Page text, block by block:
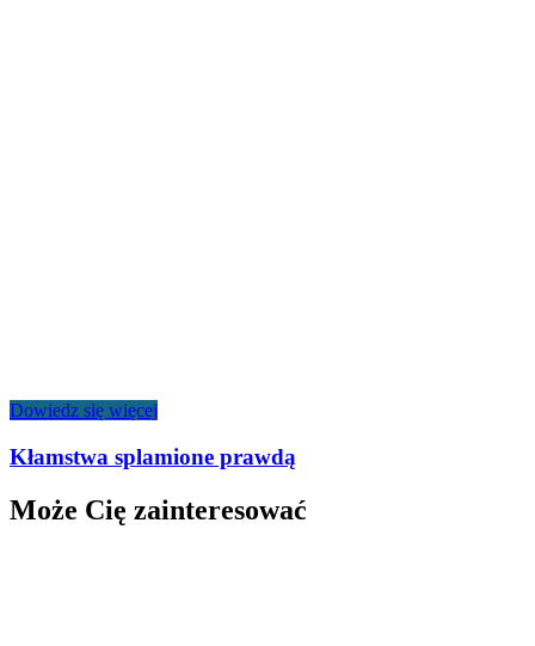
Dowiedz się więcej
Kłamstwa splamione prawdą
Może Cię zainteresować